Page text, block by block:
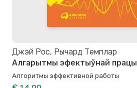
Джэй Рос, Рычард Темплар
Алгарытмы эфектыўнай працы
Алгоритмы эффективной работы